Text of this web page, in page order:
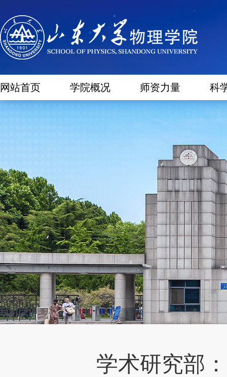
网站首页 学院概况 师资力量 科
学术研究部